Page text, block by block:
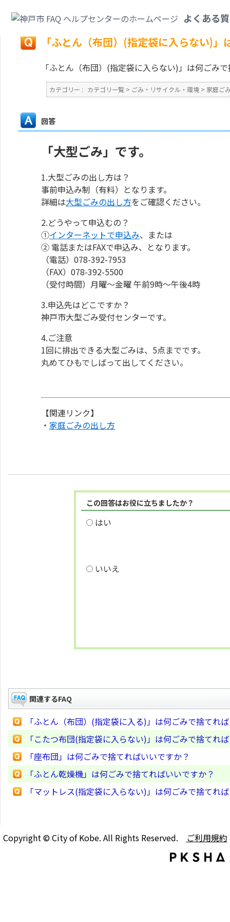
よくある
戻る
「ふとん（布団）(指定袋に入らない)
「ふとん（布団）(指定袋に入らない)」は何ごみ
カテゴリー : カテゴリ一覧 > ごみ・リサイクル・環境 > 家庭ご
回答
「大型ごみ」です。
1.大型ごみの出し方は？
事前申込み制（有料）となります。
詳細は大型ごみの出し方をご確認ください。
2.どうやって申込むの？
①インターネットで申込み、または
② 電話またはFAXで申込み、となります。
（電話）078-392-7953
（FAX）078-392-5500
（受付時間）月曜～金曜 午前9時～午後4時
3.申込先はどこですか？
神戸市大型ごみ受付センターです。
4.ご注意
1回に排出できる大型ごみは、5点までです。
丸めてひもでしばって出してください。
【関連リンク】
・ 家庭ごみの出し方
この回答はお役に立ちましたか？
はい
いいえ
関連するFAQ
「ふとん（布団）(指定袋に入る)」は何ごみで捨てれ
「こたつ布団(指定袋に入らない)」は何ごみで捨てれ
「座布団」は何ごみで捨てればいいですか？
「ふとん乾燥機」は何ごみで捨てればいいですか？
「マットレス(指定袋に入らない)」は何ごみで捨てれ
Copyright © City of Kobe. All Rights Reserved. ご利用規約